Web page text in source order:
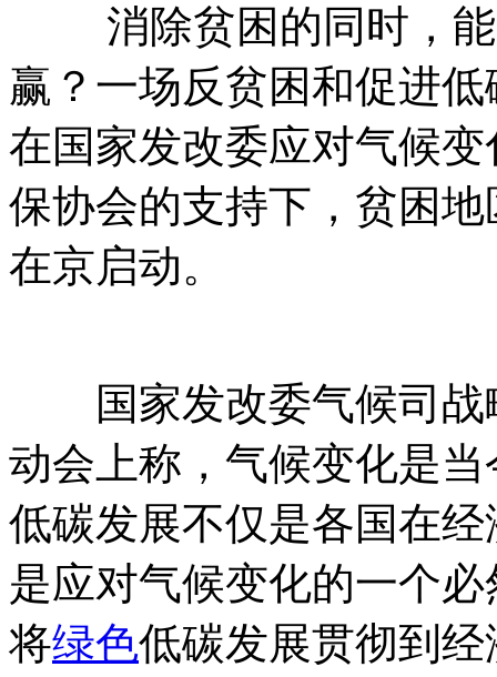
消除贫困的同时，能
赢？一场反贫困和促进
在国家发改委应对气候
保协会的支持下，贫困
在京启动。
国家发改委气候司战
动会上称，气候变化是
低碳发展不仅是各国在
是应对气候变化的一个
将绿色低碳发展贯彻到